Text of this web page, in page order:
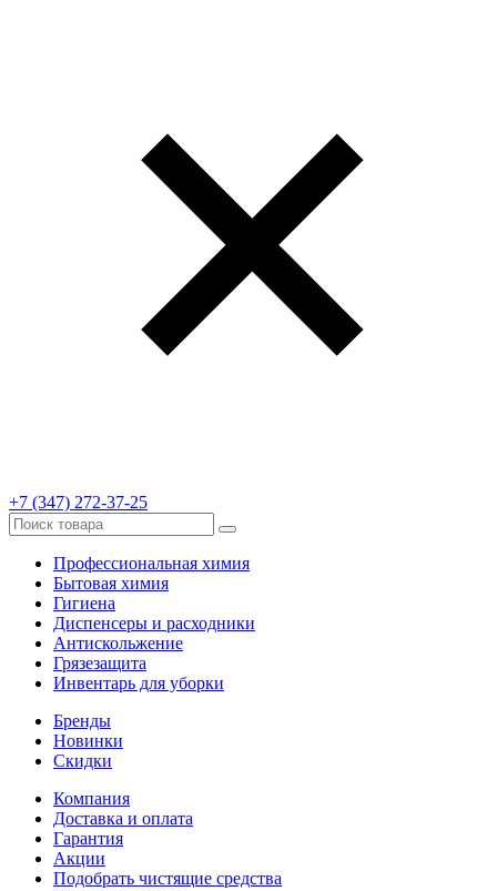
+7 (347) 272-37-25
Профессиональная химия
Бытовая химия
Гигиена
Диспенсеры и расходники
Антискольжение
Грязезащита
Инвентарь для уборки
Бренды
Новинки
Скидки
Компания
Доставка и оплата
Гарантия
Акции
Подобрать чистящие средства